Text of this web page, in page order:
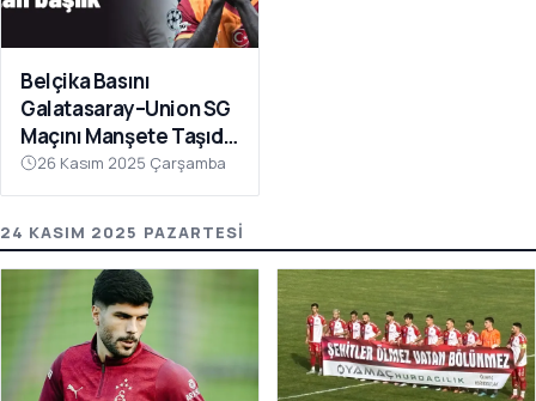
Belçika Basını
Galatasaray–Union SG
Maçını Manşete Taşıdı:
“50 Bin Türk’ü
Susturdular”
26 Kasım 2025 Çarşamba
24 KASIM 2025 PAZARTESI